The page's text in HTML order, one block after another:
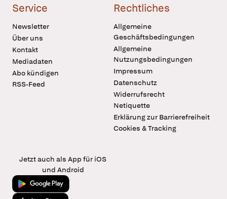
Service
Newsletter
Über uns
Kontakt
Mediadaten
Abo kündigen
RSS-Feed
Rechtliches
Allgemeine
Geschäftsbedingungen
Allgemeine
Nutzungsbedingungen
Impressum
Datenschutz
Widerrufsrecht
Netiquette
Erklärung zur Barrierefreiheit
Cookies & Tracking
Jetzt auch als App für iOS
und Android
Jetzt bei Google Play